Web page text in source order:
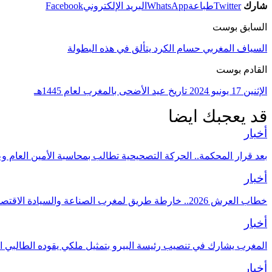
شارك TwitterطباعةWhatsApp البريد الإلكترونيFacebook
السابق بوست
السياف المغربي حسام الكرد يتألق في هذه البطولة
القادم بوست
الإثنين 17 يونيو 2024 تاريخ عيد الأضحى بالمغرب لعام 1445هـ
قد يعجبك ايضا
أخبار
بعد قرار المحكمة.. الحركة التصحيحية تطالب بمحاسبة الأمين العام
أخبار
خطاب العرش 2026.. خارطة طريق لمغرب الصناعة والسيادة الاقتصادية
أخبار
المغرب يشارك في تنصيب رئيسة البيرو بتمثيل ملكي يقوده الطالبي
أخبار